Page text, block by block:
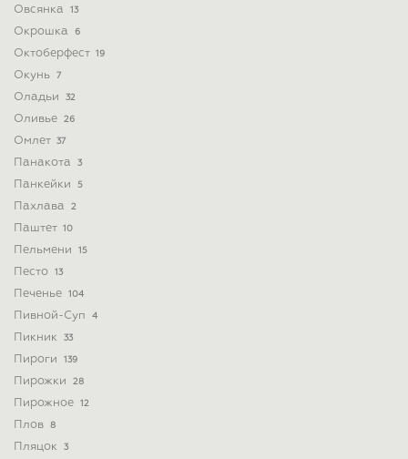
Овсянка 13
Окрошка 6
Октоберфест 19
Окунь 7
Оладьи 32
Оливье 26
Омлет 37
Панакота 3
Панкейки 5
Пахлава 2
Паштет 10
Пельмени 15
Песто 13
Печенье 104
Пивной-Суп 4
Пикник 33
Пироги 139
Пирожки 28
Пирожное 12
Плов 8
Пляцок 3